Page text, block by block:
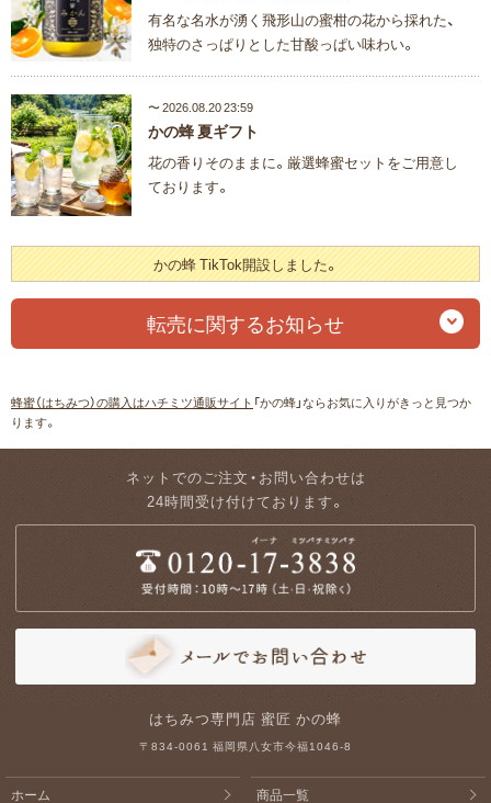
有名な名水が湧く飛形山の蜜柑の花から採れた、
独特のさっぱりとした甘酸っぱい味わい。
〜 2026.08.20 23:59
かの蜂 夏ギフト
花の香りそのままに。厳選蜂蜜セットをご用意し
ております。
かの蜂 TikTok開設しました。
転売に関するお知らせ
蜂蜜（はちみつ）の購入はハチミツ通販サイト 「かの蜂」ならお気に入りがきっと見つか
ります。
ネットでのご注文・お問い合わせは
24時間受け付けております。
はちみつ専門店 蜜匠 かの蜂
〒834-0061 福岡県八女市今福1046-8
ホーム 商品一覧